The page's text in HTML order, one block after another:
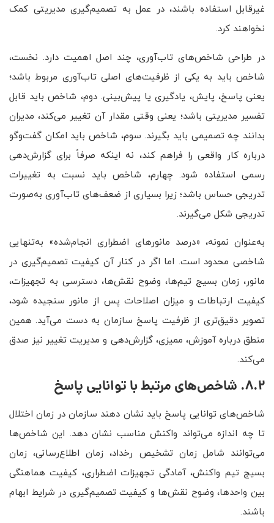
غیرقابل استفاده باشند، در عمل به تصمیم‌گیری مدیریتی کمک
نخواهند کرد.
در طراحی شاخص‌های تاب‌آوری، چند اصل اهمیت دارد. نخست،
شاخص باید به یکی از ظرفیت‌های اصلی تاب‌آوری مربوط باشد؛
یعنی پاسخ، پایش، یادگیری یا پیش‌بینی. دوم، شاخص باید قابل
تفسیر مدیریتی باشد؛ یعنی وقتی مقدار آن تغییر می‌کند، مدیران
بدانند چه تصمیمی باید بگیرند. سوم، شاخص باید امکان گفت‌وگو
درباره کار واقعی را فراهم کند، نه اینکه صرفاً برای گزارش‌دهی
رسمی استفاده شود. چهارم، شاخص باید نسبت به تغییرات
تدریجی حساس باشد؛ زیرا بسیاری از ضعف‌های تاب‌آوری به‌صورت
تدریجی شکل می‌گیرند.
به‌عنوان نمونه، «درصد مانورهای اضطراری انجام‌شده» به‌تنهایی
شاخصی محدود است. اما اگر در کنار آن کیفیت تصمیم‌گیری در
مانور، زمان بسیج تیم‌ها، وضوح نقش‌ها، دسترسی به تجهیزات،
کیفیت ارتباطات و میزان اصلاحات پس از مانور سنجیده شود،
تصویر دقیق‌تری از ظرفیت پاسخ سازمان به دست می‌آید. همین
منطق درباره آموزش، ممیزی، گزارش‌دهی و مدیریت تغییر نیز صدق
می‌کند.
8.2. شاخص‌های مرتبط با توانایی پاسخ
شاخص‌های توانایی پاسخ باید نشان دهند سازمان در زمان اختلال
تا چه اندازه می‌تواند واکنش مناسب نشان دهد. این شاخص‌ها
می‌توانند شامل زمان تشخیص رخداد، زمان اطلاع‌رسانی، زمان
بسیج تیم واکنش، آمادگی تجهیزات اضطراری، کیفیت هماهنگی
بین واحدها، وضوح نقش‌ها و کیفیت تصمیم‌گیری در شرایط ابهام
باشند.